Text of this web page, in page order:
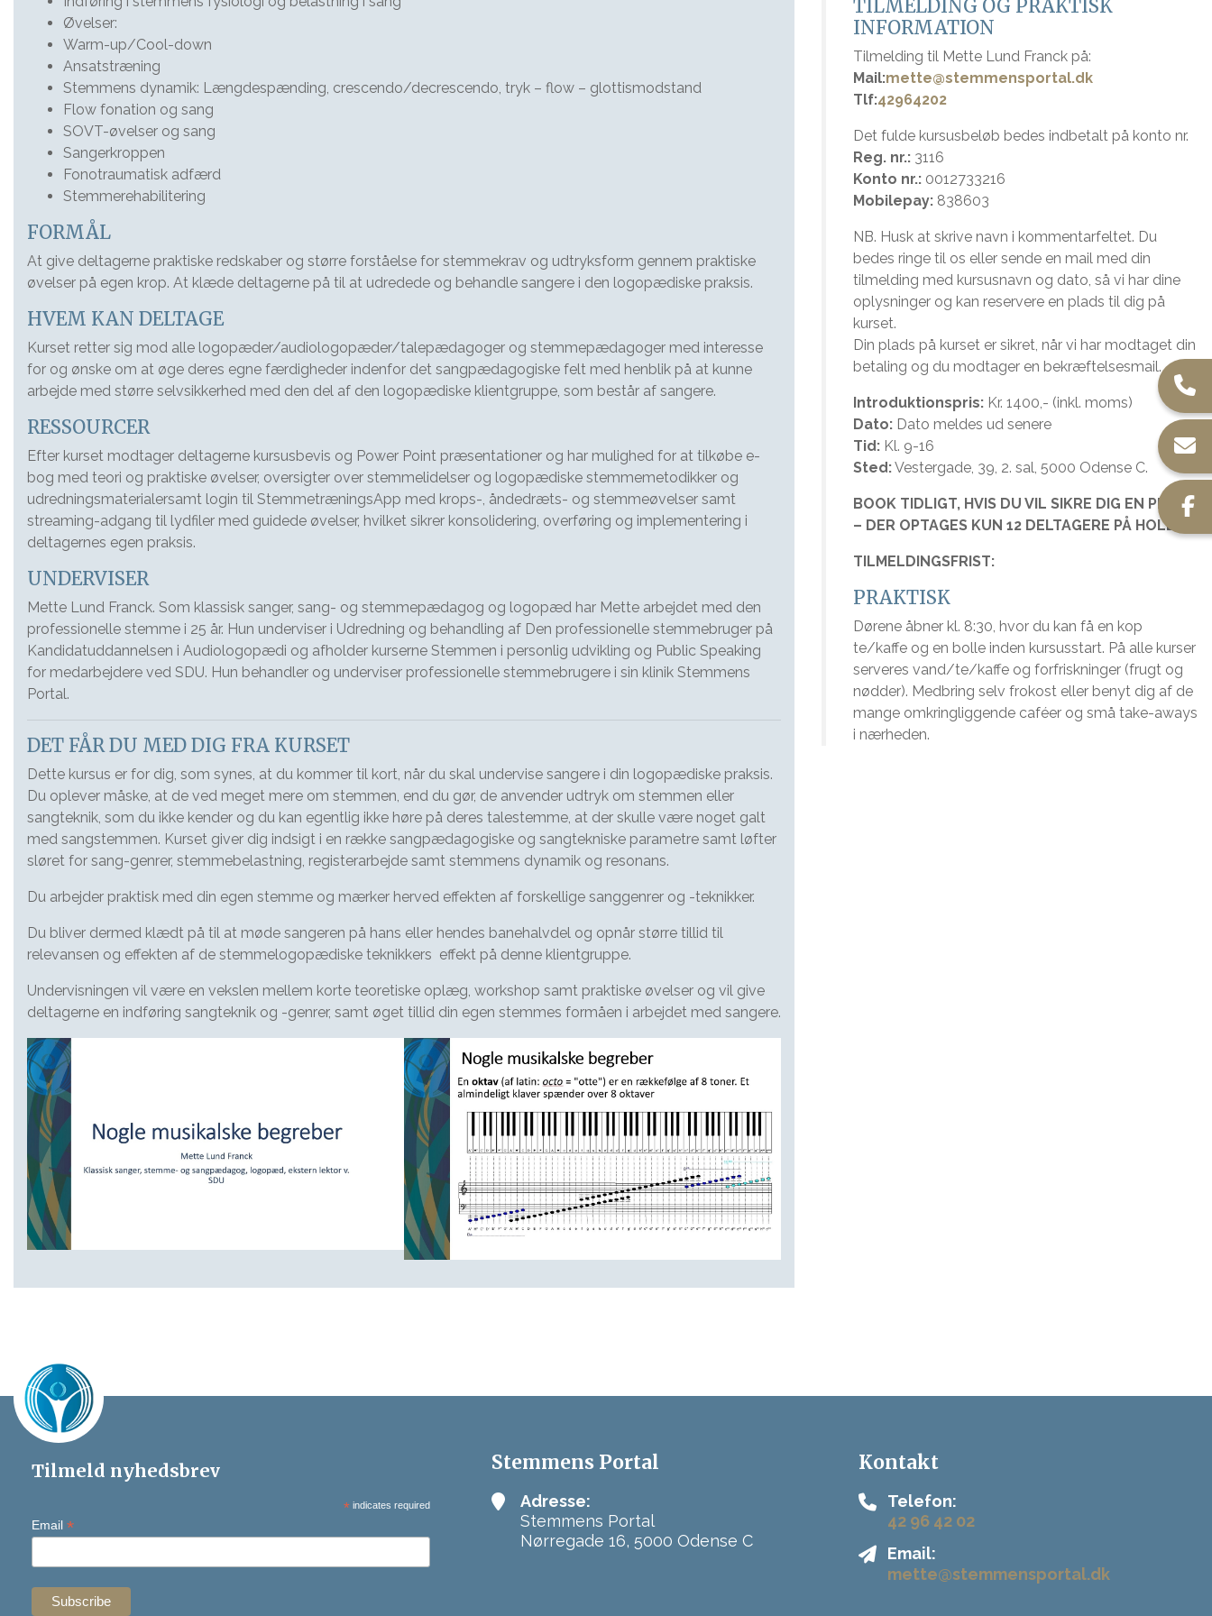
Øvelser:
Warm-up/Cool-down
Ansatstræning
Stemmens dynamik: Længdespænding, crescendo/decrescendo, tryk – flow – glottismodstand
Flow fonation og sang
SOVT-øvelser og sang
Sangerkroppen
Fonotraumatisk adfærd
Stemmerehabilitering
FORMÅL
At give deltagerne praktiske redskaber og større forståelse for stemmekrav og udtryksform gennem praktiske
øvelser på egen krop. At klæde deltagerne på til at udredede og behandle sangere i den logopædiske praksis.
HVEM KAN DELTAGE
Kurset retter sig mod alle logopæder/audiologopæder/talepædagoger og stemmepædagoger med interesse
for og ønske om at øge deres egne færdigheder indenfor det sangpædagogiske felt med henblik på at kunne
arbejde med større selvsikkerhed med den del af den logopædiske klientgruppe, som består af sangere.
RESSOURCER
Efter kurset modtager deltagerne kursusbevis og Power Point præsentationer og har mulighed for at tilkøbe e-
bog med teori og praktiske øvelser, oversigter over stemmelidelser og logopædiske stemmemetodikker og
udredningsmaterialersamt login til StemmetræningsApp med krops-, åndedræts- og stemmeøvelser samt
streaming-adgang til lydfiler med guidede øvelser, hvilket sikrer konsolidering, overføring og implementering i
deltagernes egen praksis.
UNDERVISER
Mette Lund Franck. Som klassisk sanger, sang- og stemmepædagog og logopæd har Mette arbejdet med den
professionelle stemme i 25 år. Hun underviser i Udredning og behandling af Den professionelle stemmebruger på
Kandidatuddannelsen i Audiologopædi og afholder kurserne Stemmen i personlig udvikling og Public Speaking
for medarbejdere ved SDU. Hun behandler og underviser professionelle stemmebrugere i sin klinik Stemmens
Portal.
DET FÅR DU MED DIG FRA KURSET
Dette kursus er for dig, som synes, at du kommer til kort, når du skal undervise sangere i din logopædiske praksis.
Du oplever måske, at de ved meget mere om stemmen, end du gør, de anvender udtryk om stemmen eller
sangteknik, som du ikke kender og du kan egentlig ikke høre på deres talestemme, at der skulle være noget galt
med sangstemmen. Kurset giver dig indsigt i en række sangpædagogiske og sangtekniske parametre samt løfter
sløret for sang-genrer, stemmebelastning, registerarbejde samt stemmens dynamik og resonans.
Du arbejder praktisk med din egen stemme og mærker herved effekten af forskellige sanggenrer og -teknikker.
Du bliver dermed klædt på til at møde sangeren på hans eller hendes banehalvdel og opnår større tillid til
relevansen og effekten af de stemmelogopædiske teknikkers effekt på denne klientgruppe.
Undervisningen vil være en vekslen mellem korte teoretiske oplæg, workshop samt praktiske øvelser og vil give
deltagerne en indføring sangteknik og -genrer, samt øget tillid din egen stemmes formåen i arbejdet med sangere.
TILMELDING OG PRAKTISK
INFORMATION
Tilmelding til Mette Lund Franck på:
Mail:mette@stemmensportal.dk
Tlf:42964202
Det fulde kursusbeløb bedes indbetalt på konto nr.
Reg. nr.: 3116
Konto nr.: 0012733216
Mobilepay: 838603
NB. Husk at skrive navn i kommentarfeltet. Du
bedes ringe til os eller sende en mail med din
tilmelding med kursusnavn og dato, så vi har dine
oplysninger og kan reservere en plads til dig på
kurset.
Din plads på kurset er sikret, når vi har modtaget din
betaling og du modtager en bekræftelsesmail.
Introduktionspris: Kr. 1400,- (inkl. moms)
Dato: Dato meldes ud senere
Tid: Kl. 9-16
Sted:Vestergade, 39, 2. sal, 5000 Odense C.
BOOK TIDLIGT, HVIS DU VIL SIKRE DIG EN PLADS
– DER OPTAGES KUN 12 DELTAGERE PÅ HOLDET.
TILMELDINGSFRIST:
PRAKTISK
Dørene åbner kl. 8:30, hvor du kan få en kop
te/kaffe og en bolle inden kursusstart. På alle kurser
serveres vand/te/kaffe og forfriskninger (frugt og
nødder). Medbring selv frokost eller benyt dig af de
mange omkringliggende caféer og små take-aways
i nærheden.
Tilmeld nyhedsbrev
*indicates required
Email *
Stemmens Portal
Adresse:
Stemmens Portal
Nørregade 16, 5000 Odense C
Kontakt
Telefon:
42 96 42 02
Email:
mette@stemmensportal.dk